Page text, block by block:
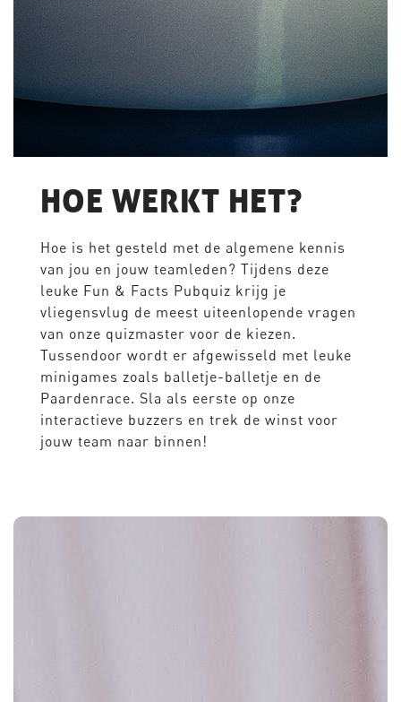
HOE WERKT HET?
Hoe is het gesteld met de algemene kennis
van jou en jouw teamleden? Tijdens deze
leuke Fun & Facts Pubquiz krijg je
vliegensvlug de meest uiteenlopende vragen
van onze quizmaster voor de kiezen.
Tussendoor wordt er afgewisseld met leuke
minigames zoals balletje-balletje en de
Paardenrace. Sla als eerste op onze
interactieve buzzers en trek de winst voor
jouw team naar binnen!